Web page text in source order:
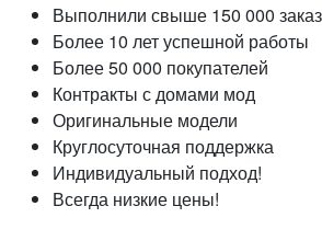
Выполнили свыше 150 000
Более 10 лет успешной работы
Более 50 000 покупателей
Контракты с домами мод
Оригинальные модели
Круглосуточная поддержка
Индивидуальный подход!
Всегда низкие цены!